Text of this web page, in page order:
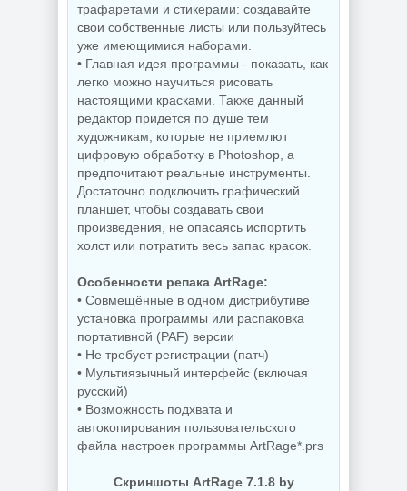
трафаретами и стикерами: создавайте
свои собственные листы или пользуйтесь
уже имеющимися наборами.
• Главная идея программы - показать, как
легко можно научиться рисовать
настоящими красками. Также данный
редактор придется по душе тем
художникам, которые не приемлют
цифровую обработку в Photoshop, а
предпочитают реальные инструменты.
Достаточно подключить графический
планшет, чтобы создавать свои
произведения, не опасаясь испортить
холст или потратить весь запас красок.
Особенности репака ArtRage:
• Совмещённые в одном дистрибутиве
установка программы или распаковка
портативной (PAF) версии
• Не требует регистрации (патч)
• Мультиязычный интерфейс (включая
русский)
• Возможность подхвата и
автокопирования пользовательского
файла настроек программы ArtRage*.prs
Скриншоты ArtRage 7.1.8 by